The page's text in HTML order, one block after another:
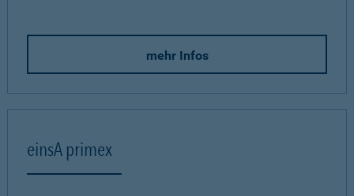
mehr Infos
einsA primex